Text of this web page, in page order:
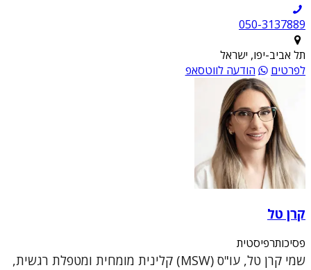
050-3137889
תל אביב-יפו, ישראל
לפרטים
הודעה לווטסאפ
קרן טל
פסיכותרפיסטית
שמי קרן טל, עו"ס (MSW) קלינית מומחית ומטפלת רגשית,